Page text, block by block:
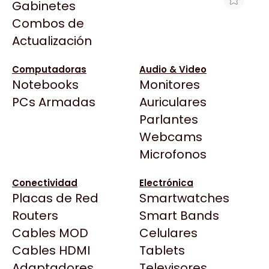
Gabinetes
Combos de
Actualización
Computadoras
Notebooks
PCs Armadas
Audio & Video
Monitores
Auriculares
Parlantes
Webcams
Microfonos
Conectividad
Placas de Red
Routers
Cables MOD
Cables HDMI
Electrónica
Smartwatches
Smart Bands
Celulares
Tablets
Arkham
Asrock
BenQ
CX
Cooler Master
Deepcool
Dell
EVGA
Gamemax
Genesis
Todas las Tiendas
Click Gaming
Compufan Store
Dinobyte
Full H4rd
Gaming City
MEMORIA 16GB DDR5 6000 NETAC
SHADOW II
$433.975
Ver producto en la página de XT-PC